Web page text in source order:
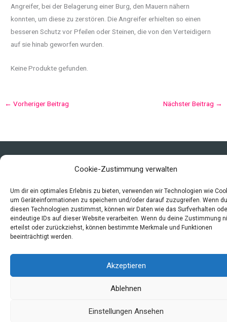
Cookie-Zustimmung verwalten
Um dir ein optimales Erlebnis zu bieten, verwenden wir Technologien wie
um Geräteinformationen zu speichern und/oder darauf zuzugreifen. Wenn du
diesen Technologien zustimmst, können wir Daten wie das Surfverhalten
eindeutige IDs auf dieser Website verarbeiten. Wenn du deine Zustimmung
erteilst oder zurückziehst, können bestimmte Merkmale und Funktionen
beeinträchtigt werden.
Akzeptieren
Ablehnen
Einstellungen Ansehen
Angreifer, bei der Belagerung einer Burg, den Mauern nähern
konnten, um diese zu zerstören.Die Angreifer erhielten so einen
besseren Schutz vor Pfeilen oder Steinen, die von den Verteidigern
auf sie hinab geworfen wurden.
Keine Produkte gefunden.
← Vorheriger Beitrag Nächster Beitrag →
Copyright © 2026 Mittelalter - Alltag, Leben und Sterben
Datenschutzerklärung und Cookie-Richtlinie
Quellen
Index